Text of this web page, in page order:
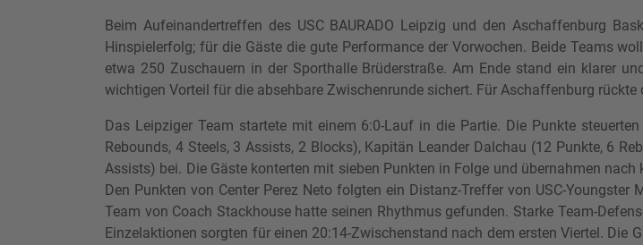
Beim Aufeinandertreffen des USC BAURADO Leipzig und den Aschaffenburg
Hinspielerfolg; für die Gäste die gute Performance der Vorwochen. Beide Teams
etwa 250 Zuschauern in der Sporthalle Brüderstraße. Am Ende stand ein klarer
wichtigen Vorteil für die absehbare Zwischenrunde sichert. Für Aschaffenburg
Das Leipziger Team startete mit einem 6:0-Lauf in die Partie. Die Punkte
Rebounds, 4 Steels, 3 Assists, 2 Blocks), Kapitän Leander Dalchau (12 Punkte, 6
Assists) bei. Die Gäste konterten mit sieben Punkten in Folge und übernahmen
Den Punkten von Center Perez Neto folgten ein Distanz-Treffer von USC-
Team von Coach Stackhouse hatte seinen Rhythmus gefunden. Starke Team-
Einzelaktionen sorgten für einen 20:14-Zwischenstand nach dem ersten Viertel. Die